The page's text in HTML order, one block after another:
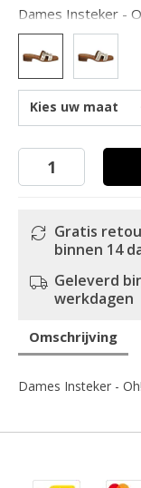
Dames Insteker -
Kies uw maat
Gratis
binnen 14
Geleverd
werkdagen
Omschrijving
Dames Insteker -